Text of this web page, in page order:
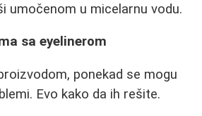
umočenom u micelarnu vodu.
sa eyelinerom
ponekad se mogu
Evo kako da ih rešite.